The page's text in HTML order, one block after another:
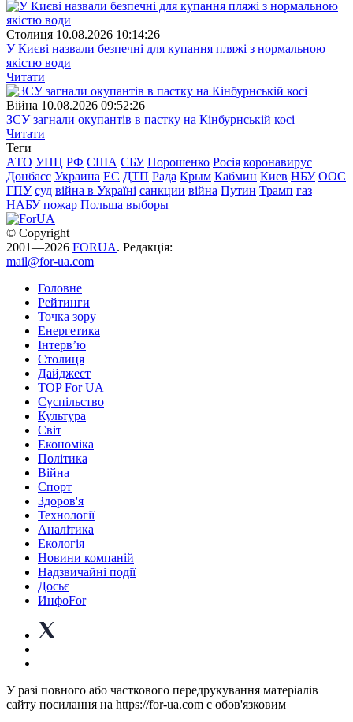
Столиця 10.08.2026 10:14:26
У Києві назвали безпечні для купання пляжі з нормальною
якістю води
Читати
Війна 10.08.2026 09:52:26
ЗСУ загнали окупантів в пастку на Кінбурнській косі
Читати
Теги
АТО УПЦ РФ США СБУ Порошенко Росія коронавирус
Донбасс Украина ЕС ДТП Рада Крым Кабмин Киев НБУ ООС
ГПУ суд війна в Україні санкции війна Путин Трамп газ
НАБУ пожар Польша выборы
© Copyright
2001—2026 FORUA. Редакція:
mail@for-ua.com
Головне
Рейтинги
Точка зору
Енергетика
Інтерв’ю
Столиця
Дайджест
TOP For UA
Суспiльство
Культура
Світ
Економіка
Політика
Війна
Спорт
Здоров'я
Технології
Аналітика
Екологія
Новини компаній
Надзвичайні події
Досьє
ИнфоFor
У разі повного або часткового передрукування матеріалів
сайту посилання на https://for-ua.com є обов'язковим